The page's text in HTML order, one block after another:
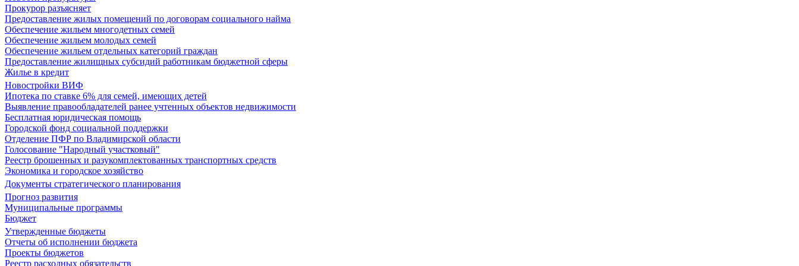
Прокурор разъясняет
Предоставление жилых помещений по договорам социального найма
Обеспечение жильем многодетных семей
Обеспечение жильем молодых семей
Обеспечение жильем отдельных категорий граждан
Предоставление жилищных субсидий работникам бюджетной сферы
Жилье в кредит
Новостройки ВИФ
Ипотека по ставке 6% для семей, имеющих детей
Выявление правообладателей ранее учтенных объектов недвижимости
Бесплатная юридическая помощь
Городской фонд социальной поддержки
Отделение ПФР по Владимирской области
Голосование "Народный участковый"
Реестр брошенных и разукомплектованных транспортных средств
Экономика и городское хозяйство
Документы стратегического планирования
Прогноз развития
Муниципальные программы
Бюджет
Утвержденные бюджеты
Отчеты об исполнении бюджета
Проекты бюджетов
Реестр расходных обязательств